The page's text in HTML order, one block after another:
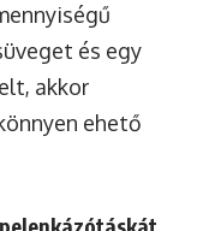
és egy
akkor
ehető